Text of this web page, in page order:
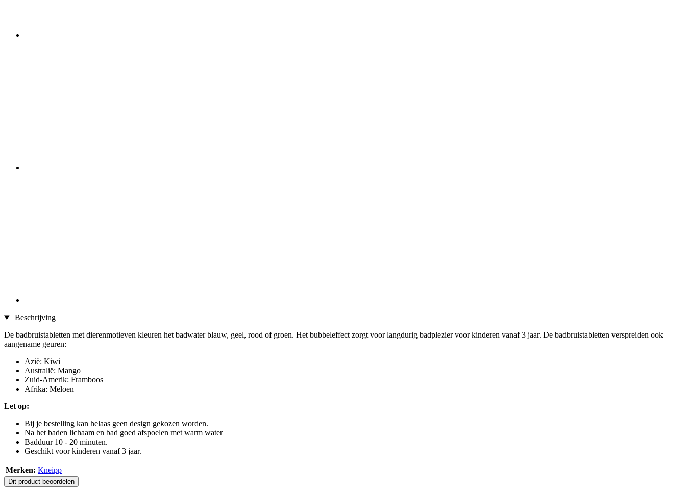
Beschrijving
De badbruistabletten met dierenmotieven kleuren het badwater blauw, geel, rood of groen. Het bubbeleffect zorgt voor langdurig badplezier voor kinderen vanaf 3 jaar. De badbruistabletten verspreiden ook
aangename geuren:
Azië: Kiwi
Australië: Mango
Zuid-Amerik: Framboos
Afrika: Meloen
Let op:
Bij je bestelling kan helaas geen design gekozen worden.
Na het baden lichaam en bad goed afspoelen met warm water
Badduur 10 - 20 minuten.
Geschikt voor kinderen vanaf 3 jaar.
Merken: Kneipp
Dit product beoordelen